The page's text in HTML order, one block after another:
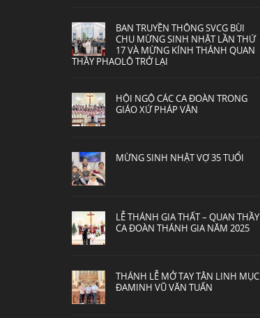
BAN TRUYỀN THÔNG SVCG BÙI
CHU MỪNG SINH NHẬT LẦN THỨ
17 VÀ MỪNG KÍNH THÁNH QUAN
THẦY PHAOLÔ TRỞ LẠI
HỘI NGỘ CÁC CA ĐOÀN TRONG
GIÁO XỨ PHÁP VÂN
MỪNG SINH NHẬT VỢ 35 TUỔI
LỄ THÁNH GIA THẤT – QUAN THẦY
CA ĐOÀN THÁNH GIA NĂM 2025
THÁNH LỄ MỞ TAY TÂN LINH MỤC
ĐAMINH VŨ VĂN TUẤN